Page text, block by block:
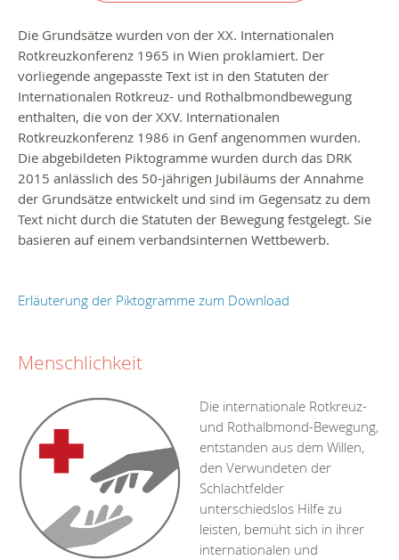
Die Grundsätze wurden von der XX. Internationalen
Rotkreuzkonferenz 1965 in Wien proklamiert. Der
vorliegende angepasste Text ist in den Statuten der
Internationalen Rotkreuz- und Rothalbmondbewegung
enthalten, die von der XXV. Internationalen
Rotkreuzkonferenz 1986 in Genf angenommen wurden.
Die abgebildeten Piktogramme wurden durch das DRK
2015 anlässlich des 50-jährigen Jubiläums der Annahme
der Grundsätze entwickelt und sind im Gegensatz zu dem
Text nicht durch die Statuten der Bewegung festgelegt. Sie
basieren auf einem verbandsinternen Wettbewerb.
Erläuterung der Piktogramme zum Download
Menschlichkeit
Die internationale Rotkreuz-
und Rothalbmond-Bewegung,
entstanden aus dem Willen,
den Verwundeten der
Schlachtfelder
unterschiedslos Hilfe zu
leisten, bemüht sich in ihrer
internationalen und